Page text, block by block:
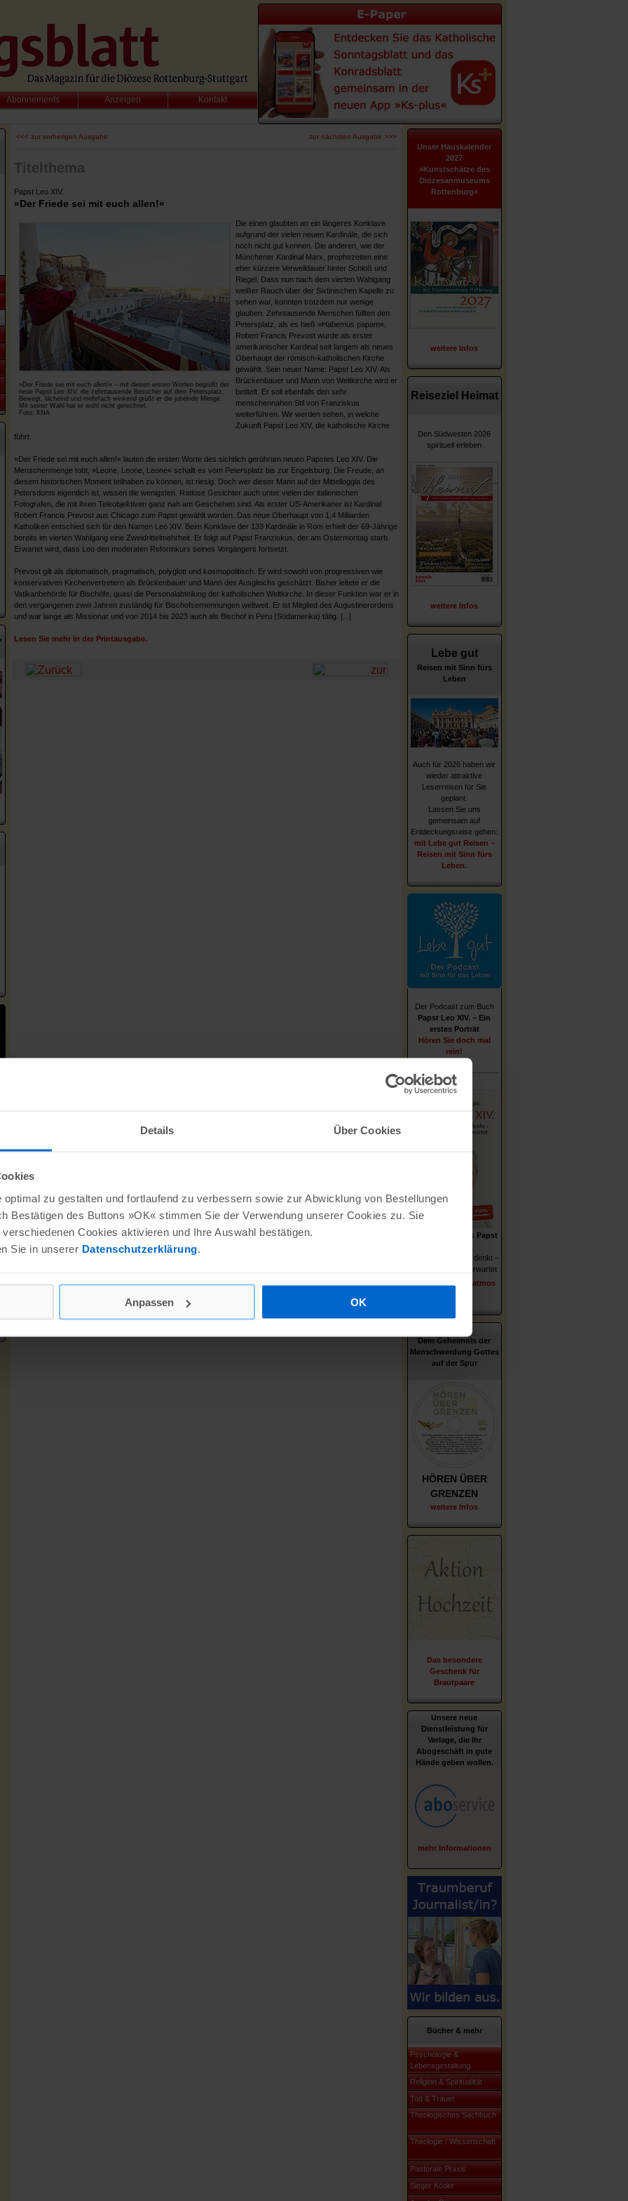
Details Über Cookies
zu gestalten und fortlaufend zu verbessern sowie zur Abwicklung von Bestellungen
Bestätigen des Buttons »OK« stimmen Sie der Verwendung unserer Cookies zu. Sie
Cookies aktivieren und Ihre Auswahl bestätigen.
Sie in unserer Datenschutzerklärung
Anpassen OK
Abonnements Anzeigen Kontakt
<<< zur vorherigen Ausgabe zur nächsten Ausgabe >>>
Titelthema
Papst Leo XIV.
»Der Friede sei mit euch allen!«
»Der Friede sei mit euch allen!« – mit diesen ersten Worten begrüßt der
neue Papst Leo XIV. die zehntausende Besucher auf dem Petersplatz.
Bewegt, lächelnd und mehrfach winkend grüßt er die jubelnde Menge.
Mit seiner Wahl hat er wohl nicht gerechnet.
Foto: KNA
Die einen glaubten an ein längeres Konklave
aufgrund der vielen neuen Kardinäle, die sich
noch nicht gut kennen. Die anderen, wie der
Münchener Kardinal Marx, prophezeiten eine
eher kürzere Verweildauer hinter Schloß und
Riegel. Dass nun nach dem vierten Wahlgang
weißer Rauch über der Sixtinischen Kapelle zu
sehen war, konnten trotzdem nur wenige
glauben. Zehntausende Menschen füllten den
Petersplatz, als es hieß »Habemus papam«.
Robert Francis Prevost wurde als erster
amerikanischer Kardinal seit langem als neues
Oberhaupt der römisch-katholischen Kirche
gewählt. Sein neuer Name: Papst Leo XIV. Als
Brückenbauer und Mann von Weltkirche wird er
betitelt. Er soll ebenfalls den sehr
menschennahen Stil von Franziskus
weiterführen. Wir werden sehen, in welche
Zukunft Papst Leo XIV. die katholische Kirche
führt.
»Der Friede sei mit euch allen!« lauten die ersten Worte des sichtlich gerührten neuen Papstes Leo XIV. Die
Menschenmenge tobt, »Leone, Leone, Leone« schallt es vom Petersplatz bis zur Engelsburg. Die Freude, an
diesem historischen Moment teilhaben zu können, ist riesig. Doch wer dieser Mann auf der Mittelloggia des
Petersdoms eigentlich ist, wissen die wenigsten. Ratlose Gesichter auch unter vielen der italienischen
Fotografen, die mit ihren Teleobjektiven ganz nah am Geschehen sind. Als erster US-Amerikaner ist Kardinal
Robert Francis Prevost aus Chicago zum Papst gewählt worden. Das neue Oberhaupt von 1,4 Milliarden
Katholiken entschied sich für den Namen Leo XIV. Beim Konklave der 133 Kardinäle in Rom erhielt der 69-Jährige
bereits im vierten Wahlgang eine Zweidrittelmehrheit. Er folgt auf Papst Franziskus, der am Ostermontag starb.
Erwartet wird, dass Leo den moderaten Reformkurs seines Vorgängers fortsetzt.
Prevost gilt als diplomatisch, pragmatisch, polyglott und kosmopolitisch. Er wird sowohl von progressiven wie
konservativen Kirchenvertretern als Brückenbauer und Mann des Ausgleichs geschätzt. Bisher leitete er die
Vatikanbehörde für Bischöfe, quasi die Personalabteilung der katholischen Weltkirche. In dieser Funktion war er in
den vergangenen zwei Jahren zuständig für Bischofsernennungen weltweit. Er ist Mitglied des Augustinerordens
und war lange als Missionar und von 2014 bis 2023 auch als Bischof in Peru (Südamerika) tätig. [...]
Lesen Sie mehr in der Printausgabe.
Unser Hauskalender
2027
»Kunstschätze des
Diözesanmuseums
Rottenburg«
weitere Infos
Reiseziel Heimat
Den Südwesten 2026
spirituell erleben
weitere Infos
Lebe gut
Reisen mit Sinn fürs
Leben
Auch für 2026 haben wir
wieder attraktive
Leserreisen für Sie
geplant.
Lassen Sie uns
gemeinsam auf
Entdeckungsreise gehen:
mit Lebe gut Reisen –
Reisen mit Sinn fürs
Leben.
Der Podcast zum Buch
Papst Leo XIV. – Ein
erstes Porträt
Hören Sie doch mal
rein!
Stefan von Kempis Papst
Wer er ist – wie er denkt –
was ihn und uns erwartet
erschienen im Patmos
Dem Geheimnis der
Menschwerdung Gottes
auf der Spur
HÖREN ÜBER
GRENZEN
weitere Infos
Das besondere
Geschenk für
Brautpaare
Unsere neue
Dienstleistung für
Verlage, die Ihr
Abogeschäft in gute
Hände geben wollen.
mehr Informationen
Bücher & mehr
Psychologie &
Lebensgestaltung
Religion & Spiritualität
Tod & Trauer
Theologisches Sachbuch
Theologie / Wissenschaft
Pastorale Praxis
Sieger Köder